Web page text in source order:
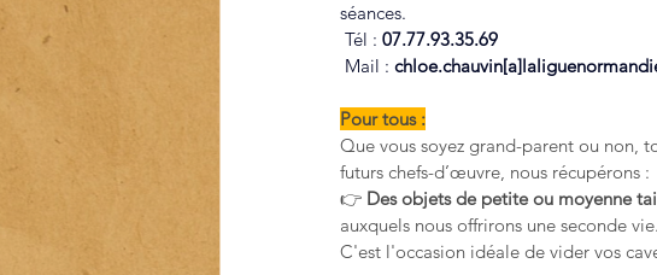
séances.
Tél : 07.77.93.35.69
Mail : chloe.chauvin[a]
Pour tous :
Que vous soyez grand-parent ou non,
futurs chefs-d’œuvre, nous récupérons :
👉 Des objets de petite ou moyenne
auxquels nous offrirons une seconde vie.
C'est l'occasion idéale de vider vos